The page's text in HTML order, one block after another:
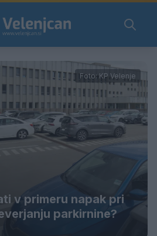
Foto: KP Velenje
v primeru napak pri
parkirnine?